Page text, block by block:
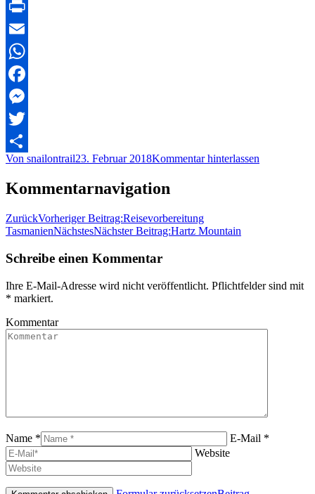
Teilen
Von snailontrail23. Februar 2018Kommentar hinterlassen
Kommentarnavigation
ZurückVorheriger Beitrag:Reisevorbereitung
TasmanienNächstesNächster Beitrag:Hartz Mountain
Schreibe einen Kommentar
Ihre E-Mail-Adresse wird nicht veröffentlicht. Pflichtfelder sind mit
* markiert.
Kommentar
Name *
E-Mail *
Website